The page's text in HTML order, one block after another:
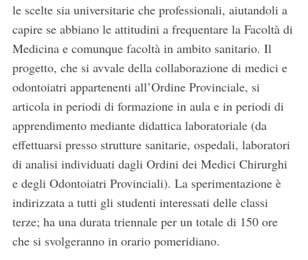
le scelte sia universitarie che professionali, aiutandoli a
capire se abbiano le attitudini a frequentare la Facoltà di
Medicina e comunque facoltà in ambito sanitario. Il
progetto, che si avvale della collaborazione di medici e
odontoiatri appartenenti all’Ordine Provinciale, si
articola in periodi di formazione in aula e in periodi di
apprendimento mediante didattica laboratoriale (da
effettuarsi presso strutture sanitarie, ospedali, laboratori
di analisi individuati dagli Ordini dei Medici Chirurghi
e degli Odontoiatri Provinciali). La sperimentazione è
indirizzata a tutti gli studenti interessati delle classi
terze; ha una durata triennale per un totale di 150 ore
che si svolgeranno in orario pomeridiano.